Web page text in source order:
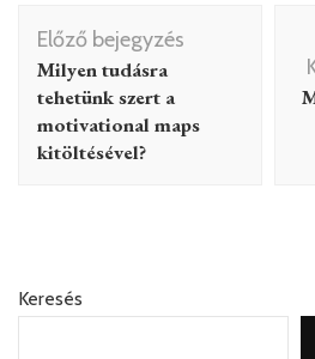
Bejegyzés
navigáció
Előző bejegyzés
Milyen tudásra
tehetünk szert a
motivational maps
kitöltésével?
Keresés